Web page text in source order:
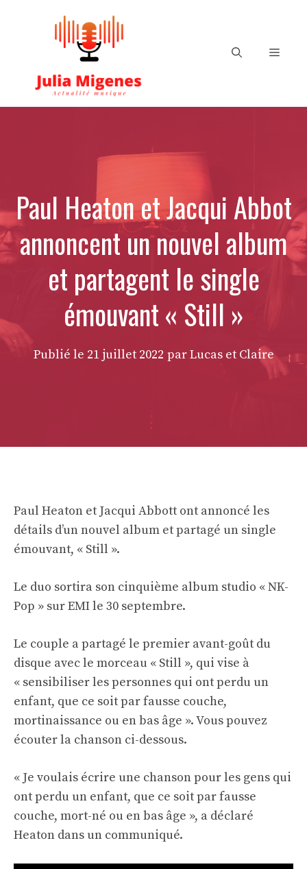
Menu
Paul Heaton et Jacqui Abbot
annoncent un nouvel album
et partagent le single
émouvant « Still »
Publié le 21 juillet 2022 par Lucas et Claire
Paul Heaton et Jacqui Abbott ont annoncé les
détails d’un nouvel album et partagé un single
émouvant, « Still ».
Le duo sortira son cinquième album studio « NK-
Pop » sur EMI le 30 septembre.
Le couple a partagé le premier avant-goût du
disque avec le morceau « Still », qui vise à
« sensibiliser les personnes qui ont perdu un
enfant, que ce soit par fausse couche,
mortinaissance ou en bas âge ». Vous pouvez
écouter la chanson ci-dessous.
« Je voulais écrire une chanson pour les gens qui
ont perdu un enfant, que ce soit par fausse
couche, mort-né ou en bas âge », a déclaré
Heaton dans un communiqué.